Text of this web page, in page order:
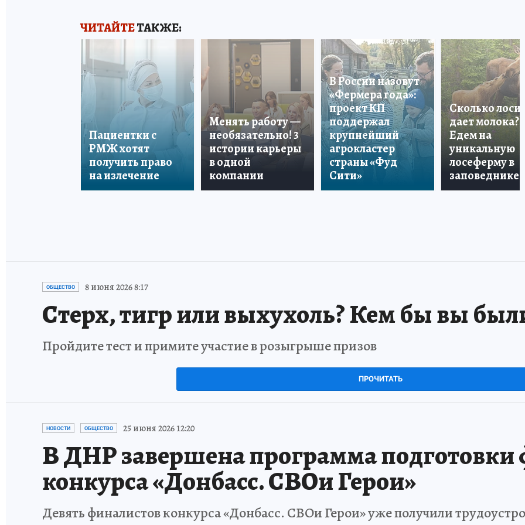
ЧИТАЙТЕТАКЖЕ:
Пациентки с
РМЖ хотят
получить право
на излечение
Менять работу —
необязательно! 3
истории карьеры
в одной
компании
В России назовут
«Фермера года»:
проект КП
поддержал
крупнейший
агрокластер
страны «Фуд
Сити»
Сколько лосиха
дает молока?
Едем на
уникальную
лосеферму в
заповеднике!
ОБЩЕСТВО 8 июня 2026 8:17
Стерх, тигр или выхухоль? Кем бы вы
Пройдите тест и примите участие в розыгрыше призов
ПРОЧИТАТЬ
НОВОСТИ ОБЩЕСТВО 25 июня 2026 12:20
В ДНР завершена программа подготовки
конкурса «Донбасс. СВОи Герои»
Девять финалистов конкурса «Донбасс. СВОи Герои» уже получили